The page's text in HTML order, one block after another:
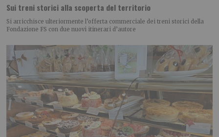
Sui treni storici alla scoperta del territorio
Si arricchisce ulteriormente l’offerta commerciale dei treni storici della
Fondazione FS con due nuovi itinerari d’autore